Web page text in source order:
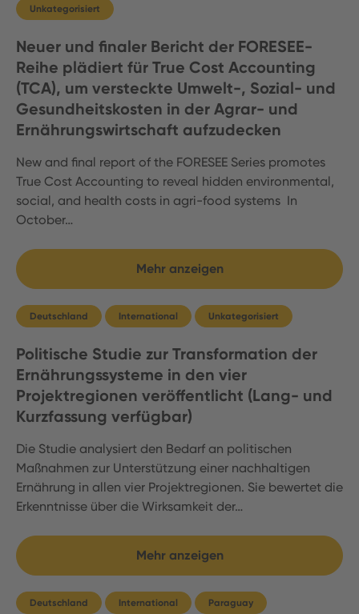
Unkategorisiert
Neuer und finaler Bericht der FORESEE-
Reihe plädiert für True Cost Accounting
(TCA), um versteckte Umwelt-, Sozial- und
Gesundheitskosten in der Agrar- und
Ernährungswirtschaft aufzudecken
New and final report of the FORESEE Series promotes
True Cost Accounting to reveal hidden environmental,
social, and health costs in agri-food systems In
October…
Mehr anzeigen
Deutschland International Unkategorisiert
Politische Studie zur Transformation der
Ernährungssysteme in den vier
Projektregionen veröffentlicht (Lang- und
Kurzfassung verfügbar)
Die Studie analysiert den Bedarf an politischen
Maßnahmen zur Unterstützung einer nachhaltigen
Ernährung in allen vier Projektregionen. Sie bewertet die
Erkenntnisse über die Wirksamkeit der…
Mehr anzeigen
Deutschland International Paraguay